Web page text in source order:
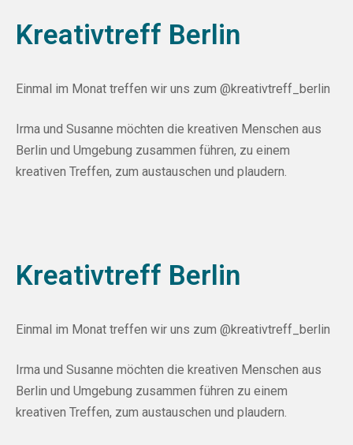
Kreativtreff Berlin
Einmal im Monat treffen wir uns zum @kreativtreff_berlin
Irma und Susanne möchten die kreativen Menschen aus
Berlin und Umgebung zusammen führen, zu einem
kreativen Treffen, zum austauschen und plaudern.
Kreativtreff Berlin
Einmal im Monat treffen wir uns zum @kreativtreff_berlin
Irma und Susanne möchten die kreativen Menschen aus
Berlin und Umgebung zusammen führen zu einem
kreativen Treffen, zum austauschen und plaudern.